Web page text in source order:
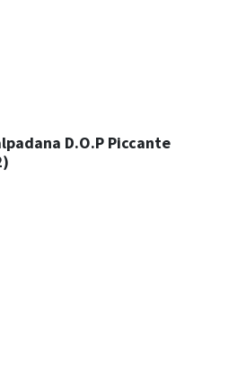
D.O.P Piccante